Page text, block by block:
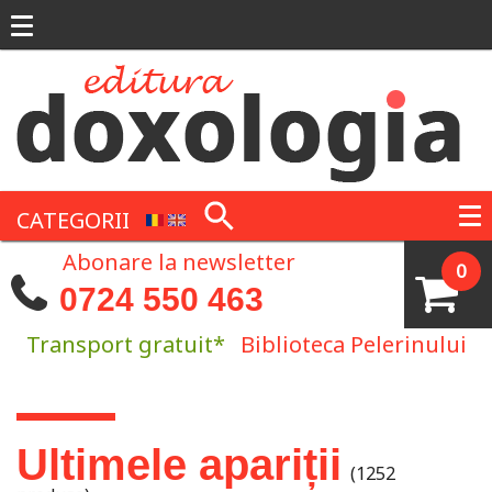
CATEGORII
0
Abonare la newsletter
0724 550 463
Transport gratuit* Biblioteca Pelerinului
Eşti aici
Ultimele apariții (1252